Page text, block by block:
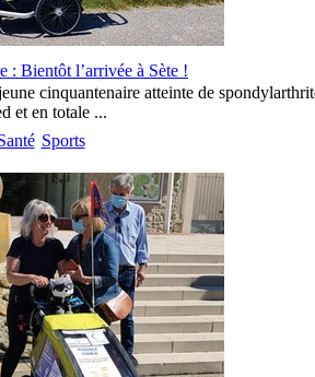
: Bientôt l’arrivée à Sète !
cinquantenaire atteinte de
et en totale ...
Sports